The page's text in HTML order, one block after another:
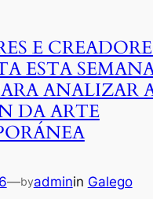
E
ESTA
ANALIZAR
DA ARTE
—byadminin Galego